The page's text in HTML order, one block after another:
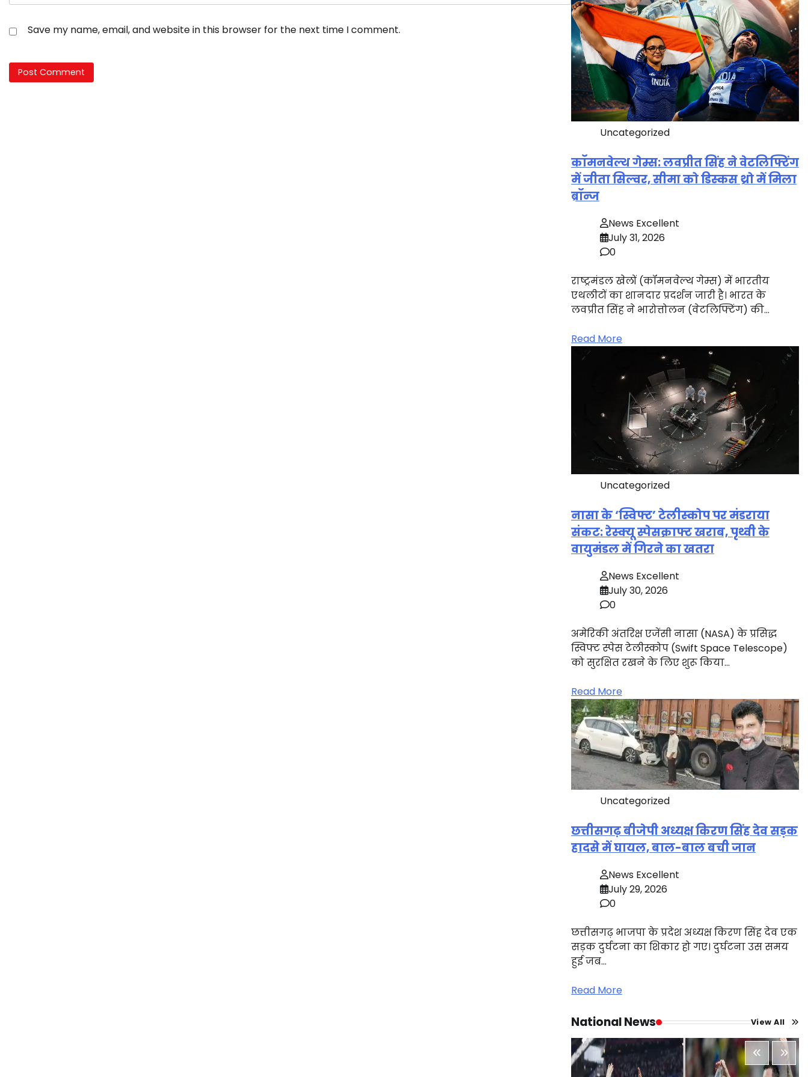
Save my name, email, and website in this browser for the next time I comment.
Uncategorized
कॉमनवेल्थ गेम्स: लवप्रीत सिंह ने वेटलिफ्टिंग
में जीता सिल्वर, सीमा को डिस्कस थ्रो में मिला
ब्रॉन्ज
News Excellent
July 31, 2026
0
राष्ट्रमंडल खेलों (कॉमनवेल्थ गेम्स) में भारतीय
एथलीटों का शानदार प्रदर्शन जारी है। भारत के
लवप्रीत सिंह ने भारोत्तोलन (वेटलिफ्टिंग) की…
Read More
Uncategorized
नासा के ‘स्विफ्ट’ टेलीस्कोप पर मंडराया
संकट: रेस्क्यू स्पेसक्राफ्ट खराब, पृथ्वी के
वायुमंडल में गिरने का खतरा
News Excellent
July 30, 2026
0
अमेरिकी अंतरिक्ष एजेंसी नासा (NASA) के प्रसिद्ध
स्विफ्ट स्पेस टेलीस्कोप (Swift Space Telescope)
को सुरक्षित रखने के लिए शुरू किया…
Read More
Uncategorized
छत्तीसगढ़ बीजेपी अध्यक्ष किरण सिंह देव सड़क
हादसे में घायल, बाल-बाल बची जान
News Excellent
July 29, 2026
0
छत्तीसगढ़ भाजपा के प्रदेश अध्यक्ष किरण सिंह देव एक
सड़क दुर्घटना का शिकार हो गए। दुर्घटना उस समय
हुई जब…
Read More
National News View All